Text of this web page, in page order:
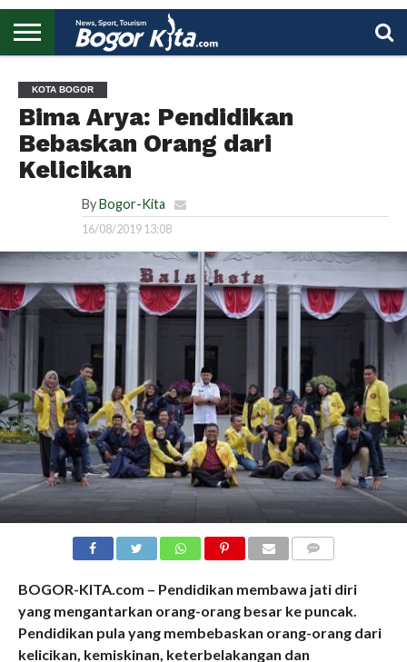
UTAMA
KOTA BOGOR
Bima Arya: Pendidikan
Bebaskan Orang dari
Kelicikan
By Bogor-Kita
16/08/2019 13:08
BOGOR-KITA.com – Pendidikan membawa jati diri
yang mengantarkan orang-orang besar ke puncak.
Pendidikan pula yang membebaskan orang-orang dari
kelicikan, kemiskinan, keterbelakangan dan